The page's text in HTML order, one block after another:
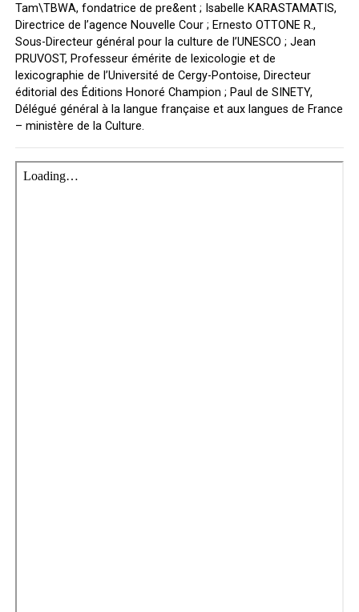
Tam\TBWA, fondatrice de pre&ent ; Isabelle KARASTAMATIS,
Directrice de l’agence Nouvelle Cour ; Ernesto OTTONE R.,
Sous-Directeur général pour la culture de l’UNESCO ; Jean
PRUVOST, Professeur émérite de lexicologie et de
lexicographie de l’Université de Cergy-Pontoise, Directeur
éditorial des Éditions Honoré Champion ; Paul de SINETY,
Délégué général à la langue française et aux langues de France
– ministère de la Culture.